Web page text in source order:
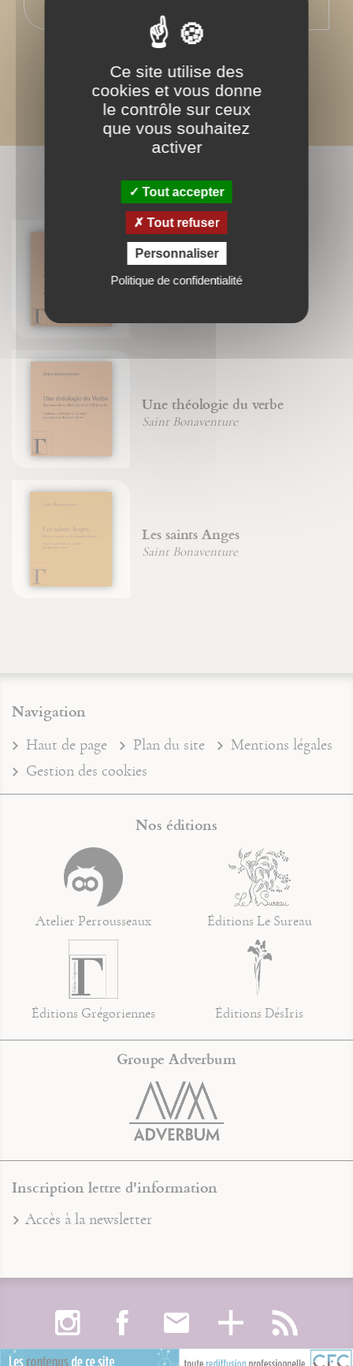
BIBLIOGRAPHIE
Intuition & raison
Une théologie du verbe
Saint Bonaventure
Les saints Anges
Saint Bonaventure
Navigation
Haut de page Plan du site
Mentions légales
Gestion des cookies
Nos éditions
Atelier Perrousseaux Éditions Le Sureau
Éditions Grégoriennes Éditions DésIris
Groupe Adverbum
Inscription lettre d'information
Accès à la newsletter
Ce site utilise des
cookies et vous donne
le contrôle sur ceux
que vous souhaitez
activer
Tout accepter
Tout refuser
Personnaliser
Politique de confidentialité